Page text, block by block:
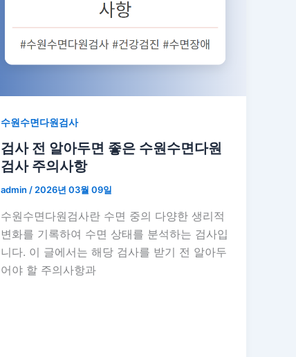
수원수면다원검사
검사 전 알아두면 좋은 수원수면다원
검사 주의사항
admin/2026년 03월 09일
수원수면다원검사란 수면 중의 다양한 생리적
변화를 기록하여 수면 상태를 분석하는 검사입
니다. 이 글에서는 해당 검사를 받기 전 알아두
어야 할 주의사항과